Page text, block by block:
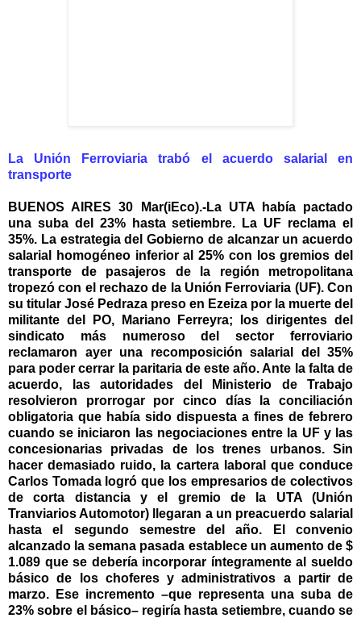
La Unión Ferroviaria trabó el acuerdo salarial en
transporte
BUENOS AIRES 30 Mar(iEco).-La UTA había pactado
una suba del 23% hasta setiembre. La UF reclama el
35%. La estrategia del Gobierno de alcanzar un acuerdo
salarial homogéneo inferior al 25% con los gremios del
transporte de pasajeros de la región metropolitana
tropezó con el rechazo de la Unión Ferroviaria (UF). Con
su titular José Pedraza preso en Ezeiza por la muerte del
militante del PO, Mariano Ferreyra; los dirigentes del
sindicato más numeroso del sector ferroviario
reclamaron ayer una recomposición salarial del 35%
para poder cerrar la paritaria de este año. Ante la falta de
acuerdo, las autoridades del Ministerio de Trabajo
resolvieron prorrogar por cinco días la conciliación
obligatoria que había sido dispuesta a fines de febrero
cuando se iniciaron las negociaciones entre la UF y las
concesionarias privadas de los trenes urbanos. Sin
hacer demasiado ruido, la cartera laboral que conduce
Carlos Tomada logró que los empresarios de colectivos
de corta distancia y el gremio de la UTA (Unión
Tranviarios Automotor) llegaran a un preacuerdo salarial
hasta el segundo semestre del año. El convenio
alcanzado la semana pasada establece un aumento de $
1.089 que se debería incorporar íntegramente al sueldo
básico de los choferes y administrativos a partir de
marzo. Ese incremento –que representa una suba de
23% sobre el básico– regiría hasta setiembre, cuando se